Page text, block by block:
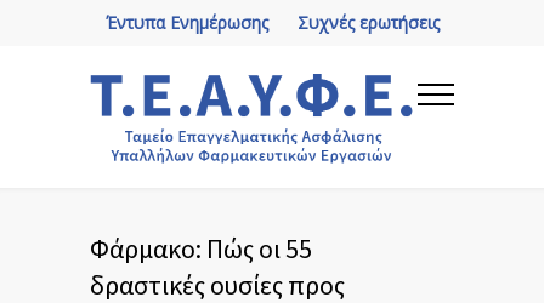
Συχνές ερωτήσεις
Έντυπα Ενημέρωσης
Φάρμακο: Πώς οι 55
δραστικές ουσίες προς